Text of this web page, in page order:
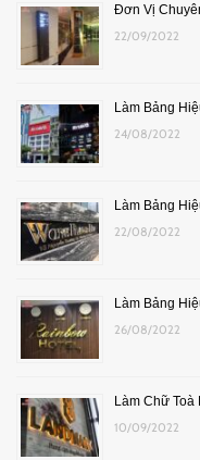
Đơn Vị
22/09/2022
Làm Bảng
24/08/2022
Làm Bảng
22/08/2022
Làm Bảng
26/08/2022
Làm Chữ Toà
10/09/2022